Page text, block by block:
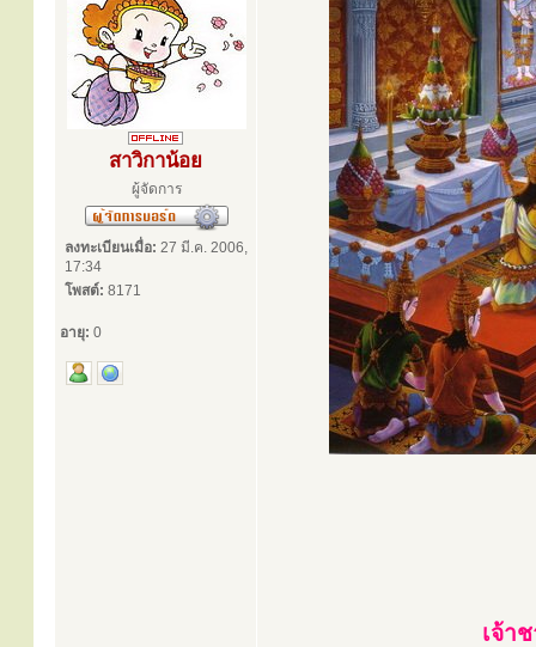
สาวิกาน้อย
ผู้จัดการ
ลงทะเบียนเมื่อ: 27 มี.ค. 2006,
17:34
โพสต์: 8171
อายุ: 0
เจ้า